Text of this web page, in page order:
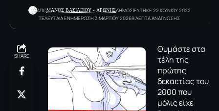
ΑΠΟΜΑΝΟΣ ΒΑΣΙΛΕΙΟΥ - ΑΡΩΝΗΣΔΗΜΟΣΙΕΥΤΗΚΕ 22 ΙΟΥΝΙΟΥ 2022
ΤΕΛΕΥΤΑΙΑ ΕΝΗΜΕΡΩΣΗ 3 ΜΑΡΤΙΟΥ 20269 ΛΕΠΤΑ ΑΝΑΓΝΩΣΗΣ
SHARE
Θυμάστε στα
τέλη της
πρώτης
δεκαετίας του
2000 που
μόλις είχε